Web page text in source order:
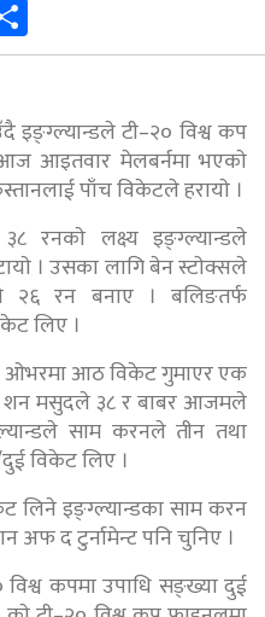
इङ्ग्ल्यान्डले टी–२० विश्व कप
आइतवार मेलबर्नमा भएकाे
पाँच विकेटले हरायाे ।
रनकाे लक्ष्य इङ्ग्ल्यान्डले
। उसका लागि बेन स्टाेक्सले
रन बनाए । बलिङतर्फ
लिए ।
ओभरमा आठ विकेट गुमाएर एक
शन मसुदले ३८ र बाबर आजमले
साम करनले तीन तथा
विकेट लिए ।
लिने इङ्ग्ल्यान्डका साम करन
अफ द टुर्नामेन्ट पनि चुनिए ।
कपमा उपाधि सङ्ख्या दुई